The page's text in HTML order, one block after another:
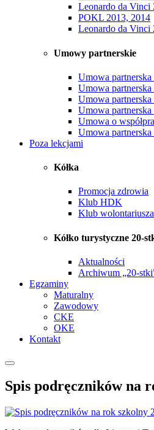
Leonardo da Vinci
POKL 2013, 2014
Leonardo da Vinci
Umowy partnerskie
Umowa
Umowa
Umowa
Umowa
Umowa o
Umowa
Poza lekcjami
Kółka
Promocja zdrowia
Klub HDK
Klub wolontariusza
Kółko turystyczne 20-
Aktualności
Archiwum „20-
Egzaminy
Maturalny
Zawodowy
CKE
OKE
Kontakt
Spis podręczników na